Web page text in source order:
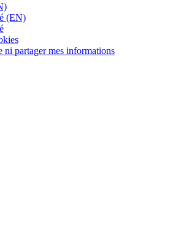
(EN)
ni partager mes informations